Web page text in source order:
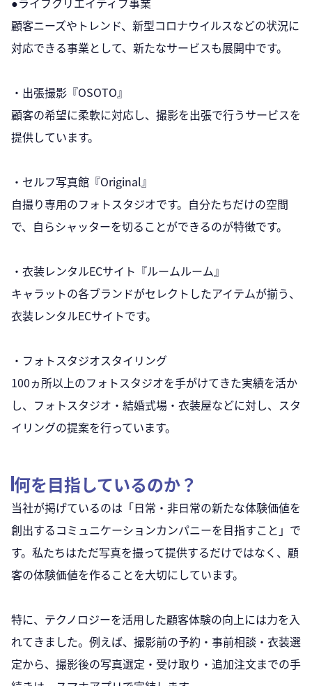
顧客ニーズやトレンド、新型コロナウイルスなどの状況に
対応できる事業として、新たなサービスも展開中です。
・出張撮影『OSOTO』
顧客の希望に柔軟に対応し、撮影を出張で行うサービスを
提供しています。
・セルフ写真館『Original』
自撮り専用のフォトスタジオです。自分たちだけの空間
で、自らシャッターを切ることができるのが特徴です。
・衣装レンタルECサイト『ルームルーム』
キャラットの各ブランドがセレクトしたアイテムが揃う、
衣装レンタルECサイトです。
・フォトスタジオスタイリング
100ヵ所以上のフォトスタジオを手がけてきた実績を活か
し、フォトスタジオ・結婚式場・衣装屋などに対し、スタ
イリングの提案を行っています。
何を目指しているのか？
当社が掲げているのは「日常・非日常の新たな体験価値を
創出するコミュニケーションカンパニーを目指すこと」で
す。私たちはただ写真を撮って提供するだけではなく、顧
客の体験価値を作ることを大切にしています。
特に、テクノロジーを活用した顧客体験の向上には力を入
れてきました。例えば、撮影前の予約・事前相談・衣装選
定から、撮影後の写真選定・受け取り・追加注文までの手